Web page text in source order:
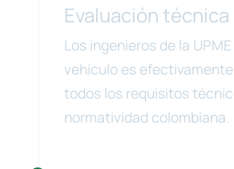
Evaluación técnica
Los ingenieros de la
vehículo es
todos los requisitos
normatividad colombiana.